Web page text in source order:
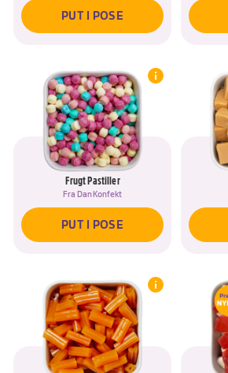
PUT I POSE
Frugt Pastiller
Fra DanKonfekt
PUT I POSE